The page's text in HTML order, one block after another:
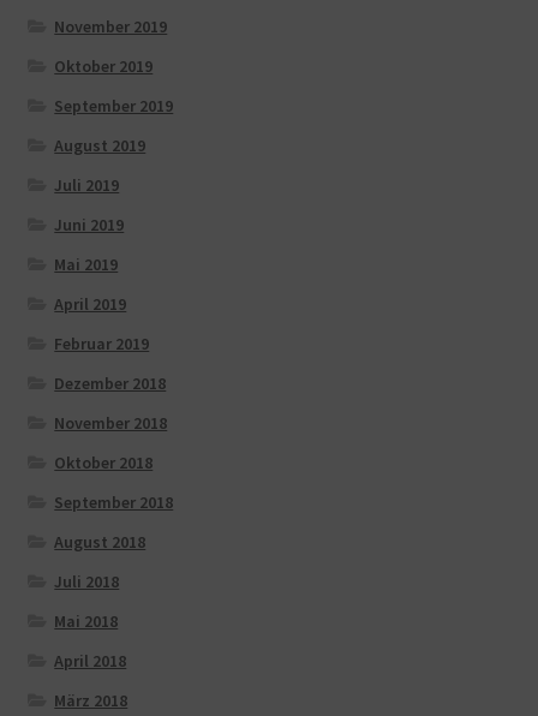
November 2019
Oktober 2019
September 2019
August 2019
Juli 2019
Juni 2019
Mai 2019
April 2019
Februar 2019
Dezember 2018
November 2018
Oktober 2018
September 2018
August 2018
Juli 2018
Mai 2018
April 2018
März 2018